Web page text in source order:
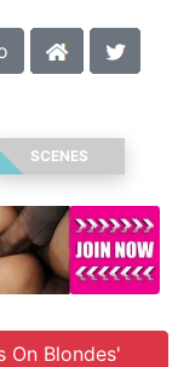
SCENES
On Blondes'